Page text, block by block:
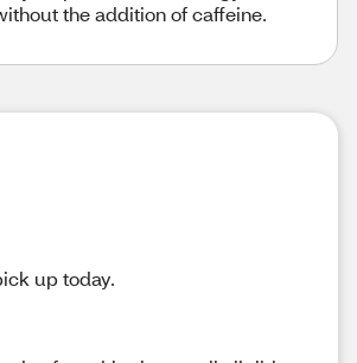
the addition of caffeine.
up today.